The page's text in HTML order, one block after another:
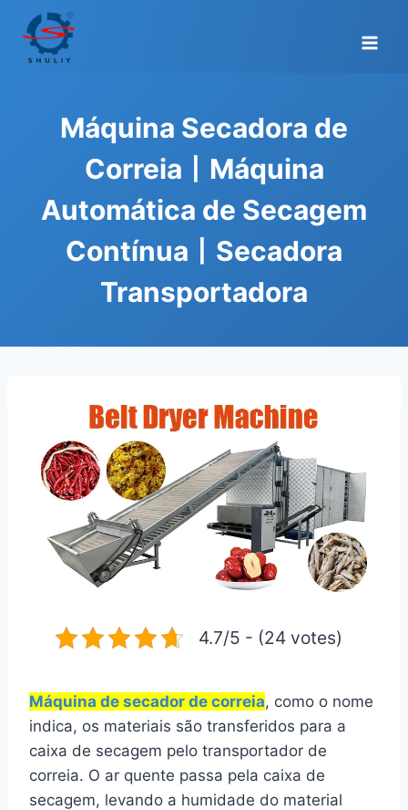
content
Máquina Secadora de
Correia丨Máquina
Automática de Secagem
Contínua丨Secadora
Transportadora
4.7/5 - (24 votes)
Máquina de secador de correia, como o nome
indica, os materiais são transferidos para a
caixa de secagem pelo transportador de
correia. O ar quente passa pela caixa de
secagem, levando a humidade do material